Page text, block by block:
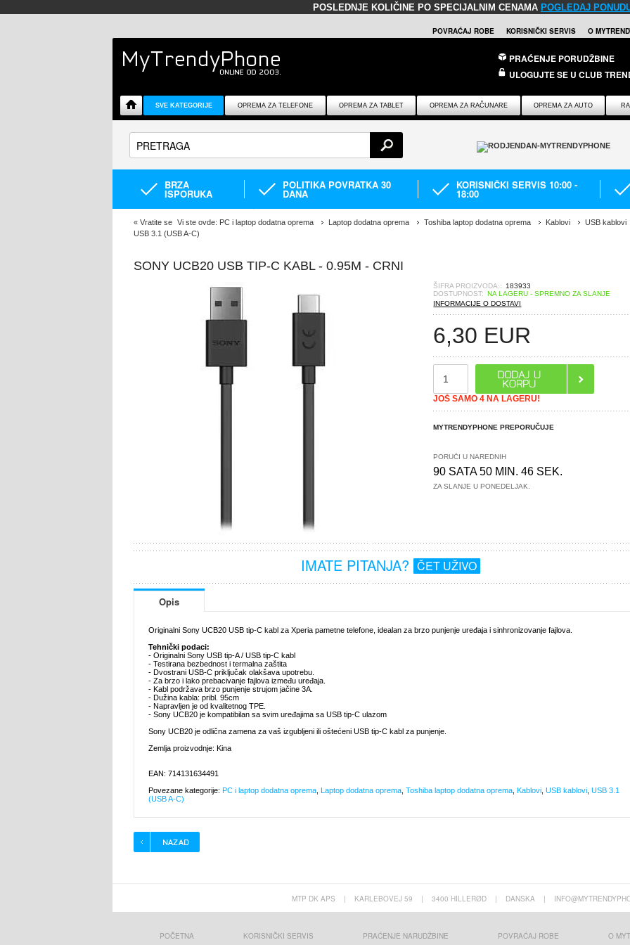
POSLEDNJE KOLIČINE PO SPECIJALNIM CENAMA POGLEDAJ
POVRAĆAJ ROBE KORISNIČKI SERVIS O
PRAĆENJE PORUDŽBINE
ULOGUJTE SE U CLUB
SVE KATEGORIJE OPREMA ZA TELEFONE OPREMA ZA TABLET OPREMA ZA RAČUNARE OPREMA ZA AUTO
BRZA
ISPORUKA
POLITIKA POVRATKA 30
DANA
KORISNIČKI SERVIS 10:00 -
18:00
« Vratite se Vi ste ovde: PC i laptop dodatna oprema Laptop dodatna oprema Toshiba laptop dodatna oprema Kablovi
USB kablovi
USB 3.1 (USB A-C)
SONY UCB20 USB TIP-C KABL - 0.95M - CRNI
ŠIFRA PROIZVODA::
183933
DOSTUPNOST: NA LAGERU - SPREMNO ZA SLANJE
INFORMACIJE O DOSTAVI
6,30 EUR
JOŠ SAMO 4 NA LAGERU!
MYTRENDYPHONE PREPORUČUJE
PORUČI U NAREDNIH
90 SATA 50 MIN. 45 SEK.
ZA SLANJE U PONEDELJAK.
IMATE PITANJA? ČET UŽIVO
Opis
Originalni Sony UCB20 USB tip-C kabl za Xperia pametne telefone, idealan za brzo punjenje uređaja i sinhronizovanje fajlova.
Tehnički podaci:
- Originalni Sony USB tip-A / USB tip-C kabl
- Testirana bezbednost i termalna zaštita
- Dvostrani USB-C priključak olakšava upotrebu.
- Za brzo i lako prebacivanje fajlova između uređaja.
- Kabl podržava brzo punjenje strujom jačine 3A.
- Dužina kabla: pribl. 95cm
- Napravljen je od kvalitetnog TPE.
- Sony UCB20 je kompatibilan sa svim uređajima sa USB tip-C ulazom
Sony UCB20 je odlična zamena za vaš izgubljeni ili oštećeni USB tip-C kabl za punjenje.
Zemlja proizvodnje: Kina
EAN: 714131634491
Povezane kategorije: PC i laptop dodatna oprema Laptop dodatna oprema Toshiba laptop dodatna oprema Kablovi USB kablovi USB 3.1
(USB A-C)
MTP DK APS | KARLEBOVEJ 59 | 3400 HILLERØD | DANSKA |
POČETNA KORISNIČKI SERVIS PRAĆENJE NARUDŽBINE POVRAĆAJ ROBE O